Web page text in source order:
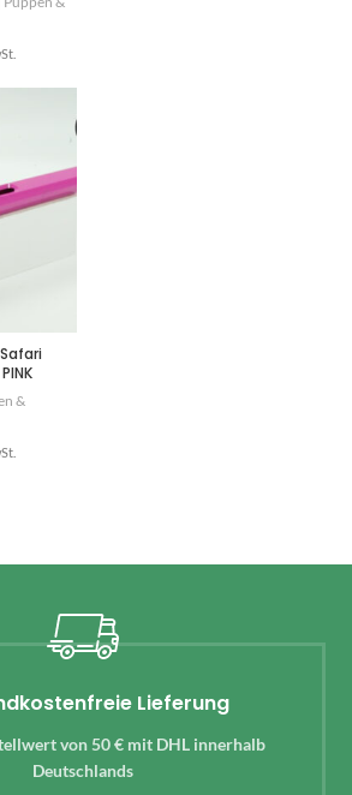
&
Lieferung
von 50 € mit DHL innerhalb
Deutschlands